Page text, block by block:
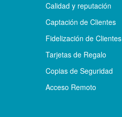
Calidad y reputación
Captación de Clientes
Fidelización de Clientes
Tarjetas de Regalo
Copias de Seguridad
Acceso Remoto